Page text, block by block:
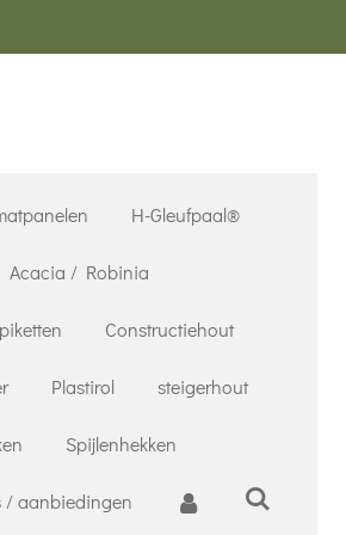
H-Gleufpaal®
Acacia / Robinia
Constructiehout
Plastirol steigerhout
Spijlenhekken
/ aanbiedingen